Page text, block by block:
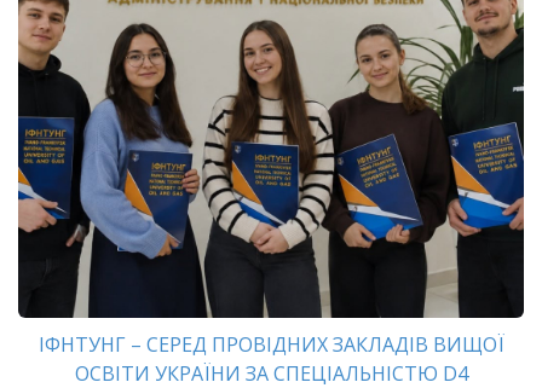
ІФНТУНГ – СЕРЕД ПРОВІДНИХ ЗАКЛАДІВ ВИЩОЇ
ОСВІТИ УКРАЇНИ ЗА СПЕЦІАЛЬНІСТЮ D4